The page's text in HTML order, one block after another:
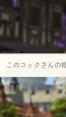
このコックさんの